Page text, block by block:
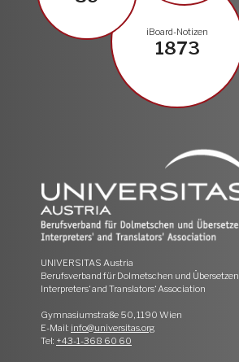
UNIVERSITAS Austria
Berufsverband für Dolmetschen und Übersetzen
Interpreters‘ and Translators‘ Association
Gymnasiumstraße 50, 1190 Wien
E-Mail: info@universitas.org
Tel: +43-1-368 60 60
iBoard-Notizen
1873